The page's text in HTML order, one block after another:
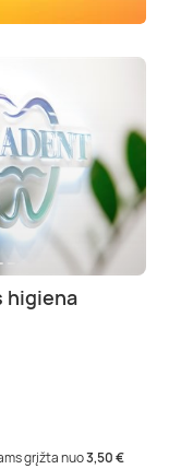
higiena
grįžta nuo3,50 €